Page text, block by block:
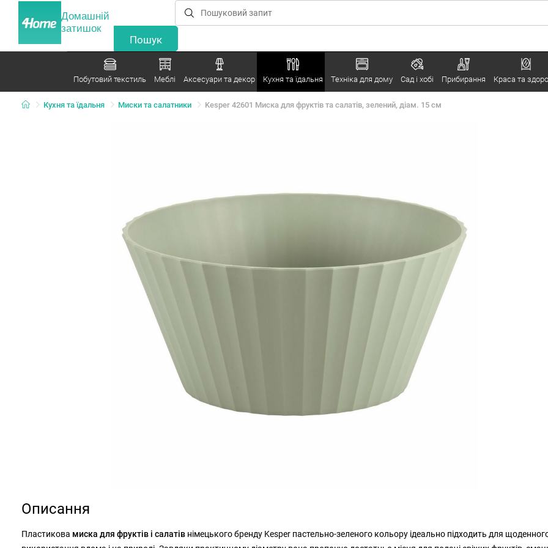
Домашній
затишок
Побутовий текстиль Меблі Аксесуари та декор Кухня та їдальня Техніка для дому Сад і хобі Прибирання Краса та
Кухня та їдальня Миски та салатники Kesper 42601 Миска для фруктів та салатів, зелений, діам. 15 см
Описання
Пластикова миска для фруктів і салатів німецького бренду Kesper пастельно-зеленого кольору ідеально підходить для